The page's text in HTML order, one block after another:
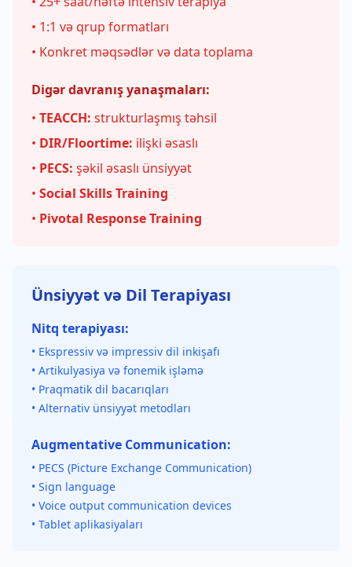
• 1:1 və qrup formatları
• Konkret məqsədlər və data toplama
Digər davranış yanaşmaları:
• TEACCH: strukturlaşmış təhsil
• DIR/Floortime: ilişki əsaslı
• PECS: şəkil əsaslı ünsiyyət
• Social Skills Training
• Pivotal Response Training
Ünsiyyət və Dil Terapiyası
Nitq terapiyası:
• Ekspressiv və impressiv dil inkişafı
• Artikulyasiya və fonemik işləmə
• Praqmatik dil bacarıqları
• Alternativ ünsiyyət metodları
Augmentative Communication:
• PECS (Picture Exchange Communication)
• Sign language
• Voice output communication devices
• Tablet aplikasiyaları